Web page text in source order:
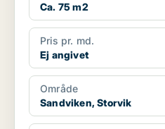
Ca. 75 m2
Pris pr. md.
Ej angivet
Område
Sandviken, Storvik